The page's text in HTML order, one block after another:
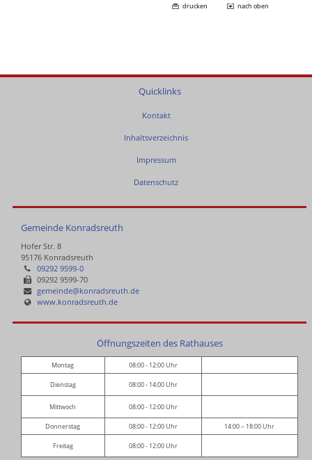
drucken nach oben
Quicklinks
Kontakt
Inhaltsverzeichnis
Impressum
Datenschutz
Gemeinde Konradsreuth
Hofer Str. 8
95176 Konradsreuth
09292 9599-0
09292 9599-70
gemeinde@konradsreuth.de
www.konradsreuth.de
Öffnungszeiten des Rathauses
Montag 08:00 - 12:00 Uhr
Dienstag 08:00 - 14:00 Uhr
Mittwoch 08:00 - 12:00 Uhr
Donnerstag 08:00 - 12:00 Uhr 14:00 – 18:00 Uhr
Freitag 08:00 - 12:00 Uhr